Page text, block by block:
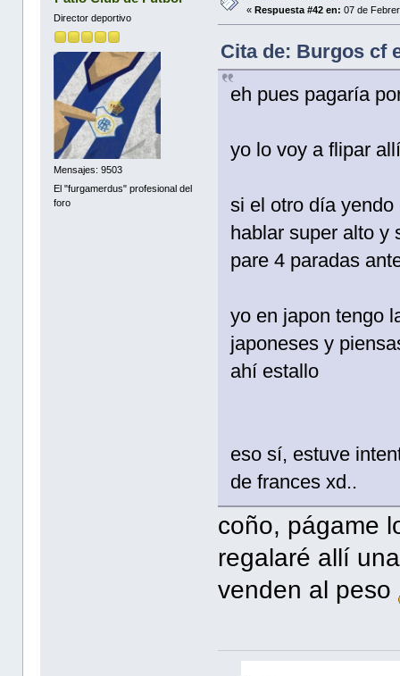
Director deportivo
Mensajes: 9503
El "furgamerdus" profesional del
foro
« Respuesta #42 en: 07 de
Cita de: Burgos cf
eh pues pagaría
yo lo voy a flipar
si el otro día
hablar super alto y
pare 4 paradas
yo en japon tengo
japoneses y
ahí estallo
eso sí, estuve
de frances xd..
coño, págame
regalaré allí
venden al peso